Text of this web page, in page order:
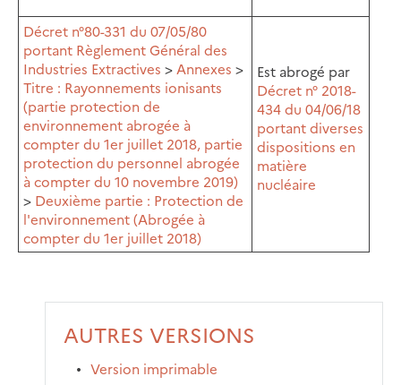
Décret n°80-331 du 07/05/80
portant Règlement Général des
Industries Extractives >Annexes >
Titre : Rayonnements ionisants
(partie protection de
environnement abrogée à
compter du 1er juillet 2018, partie
protection du personnel abrogée
à compter du 10 novembre 2019)
> Deuxième partie : Protection de
l'environnement (Abrogée à
compter du 1er juillet 2018)
Est abrogé par
Décret n° 2018-
434 du 04/06/18
portant diverses
dispositions en
matière
nucléaire
AUTRES VERSIONS
Version imprimable